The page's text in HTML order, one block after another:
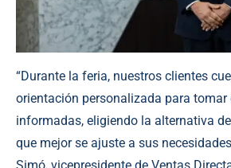
“Durante la feria, nuestros clientes
orientación personalizada para tomar
informadas, eligiendo la alternativa
que mejor se ajuste a sus